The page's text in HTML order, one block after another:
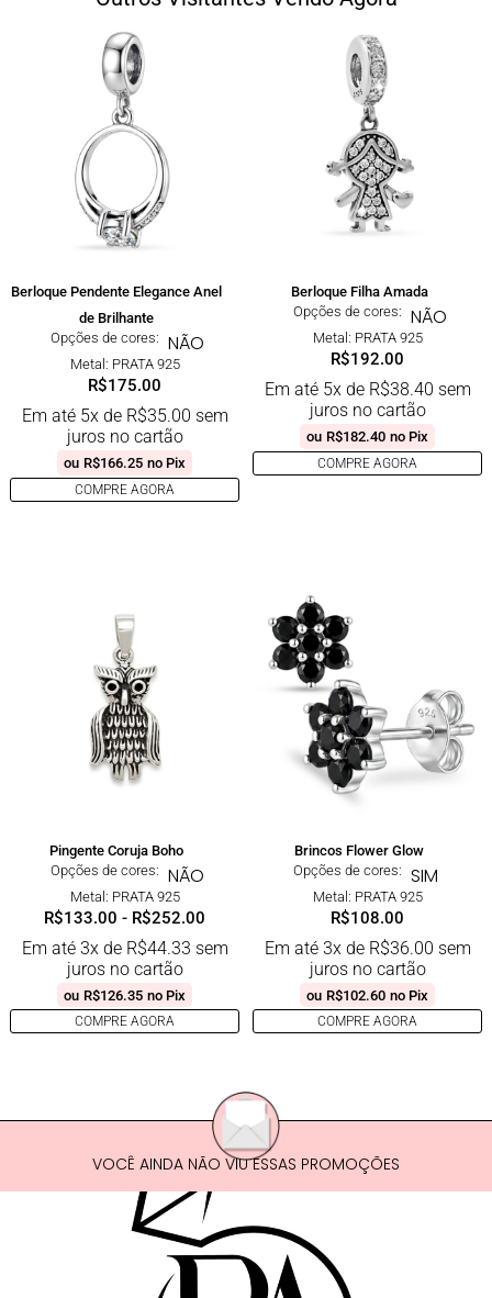
Berloque Pendente Elegance Anel
de Brilhante
Opções de cores: NÃO
Metal: PRATA 925
R$175.00
Em até 5x de R$35.00 sem
juros no cartão
ou R$166.25 no Pix
COMPRE AGORA
Berloque Filha Amada
Opções de cores: NÃO
Metal: PRATA 925
R$192.00
Em até 5x de R$38.40 sem
juros no cartão
ou R$182.40 no Pix
COMPRE AGORA
Pingente Coruja Boho
Opções de cores: NÃO
Metal: PRATA 925
R$133.00 - R$252.00
Em até 3x de R$44.33 sem
juros no cartão
ou R$126.35 no Pix
COMPRE AGORA
Brincos Flower Glow
Opções de cores: SIM
Metal: PRATA 925
R$108.00
Em até 3x de R$36.00 sem
juros no cartão
ou R$102.60 no Pix
COMPRE AGORA
VOCÊ AINDA NÃO VIU ESSAS PROMOÇÕES